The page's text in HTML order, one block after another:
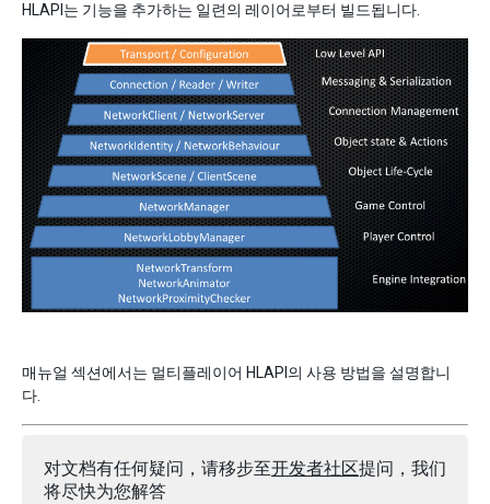
HLAPI는 기능을 추가하는 일련의 레이어로부터 빌드됩니다.
매뉴얼 섹션에서는 멀티플레이어 HLAPI의 사용 방법을 설명합니
다.
对文档有任何疑问，请移步至开发者社区提问，我们
将尽快为您解答